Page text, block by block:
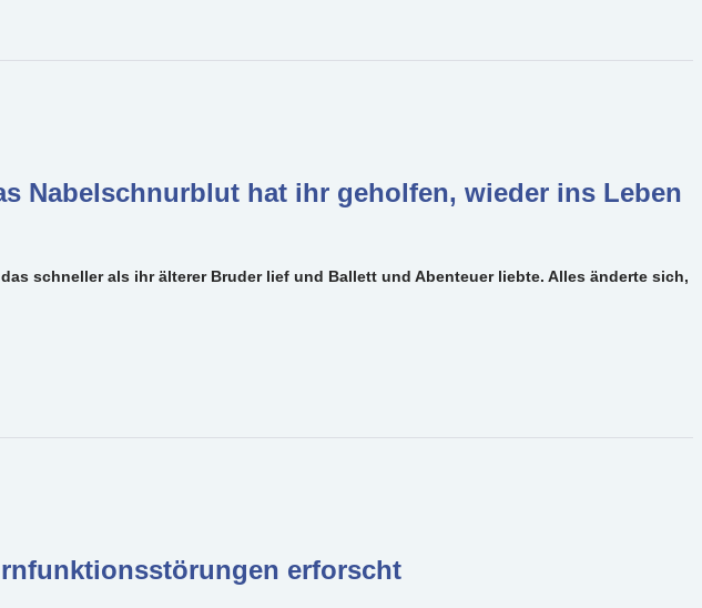
Nabelschnurblut hat ihr geholfen, wieder ins Leben
schneller als ihr älterer Bruder lief und Ballett und Abenteuer liebte. Alles änderte sich,
erforscht